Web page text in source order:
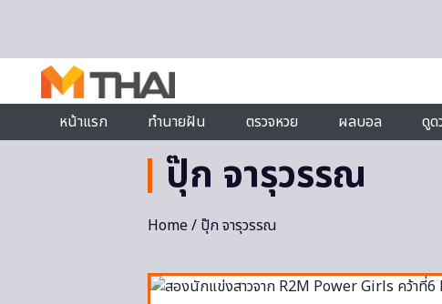
หน้าแรก
ทำนายฝัน ตรวจหวย ผลบอล ดูด
ปุ๊ก จารุวรรณ
Home/ ปุ๊ก จารุวรรณ